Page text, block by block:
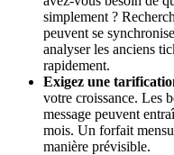
simplement ?
peuvent se
analyser les anciens
rapidement.
Exigez une
votre croissance. Les
message peuvent
mois. Un forfait
manière prévisible.